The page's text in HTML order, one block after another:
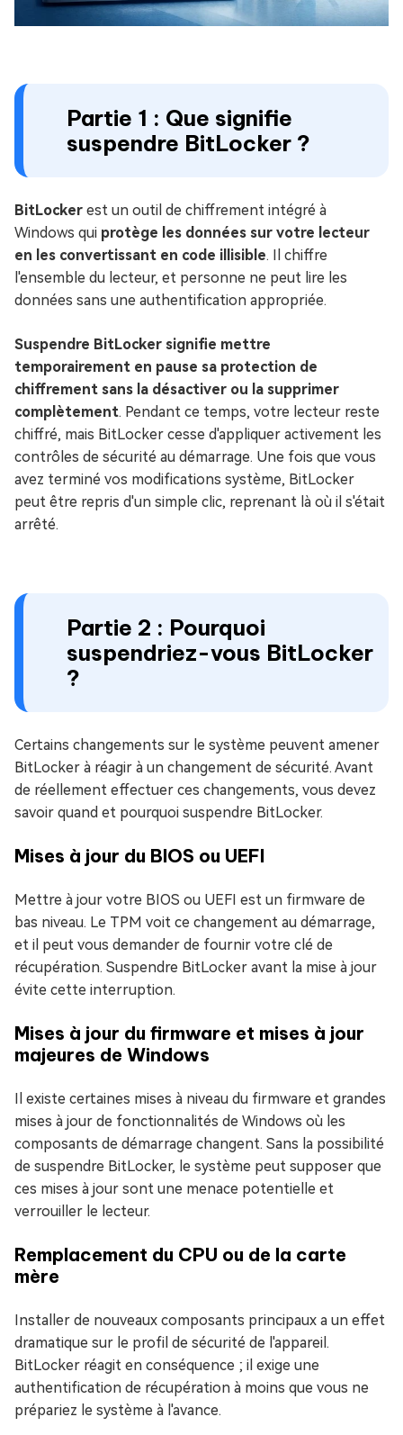
Partie 1 : Que signifie
suspendre BitLocker ?
BitLocker est un outil de chiffrement intégré à
Windows qui protège les données sur votre lecteur
en les convertissant en code illisible. Il chiffre
l'ensemble du lecteur, et personne ne peut lire les
données sans une authentification appropriée.
Suspendre BitLocker signifie mettre
temporairement en pause sa protection de
chiffrement sans la désactiver ou la supprimer
complètement. Pendant ce temps, votre lecteur reste
chiffré, mais BitLocker cesse d'appliquer activement les
contrôles de sécurité au démarrage. Une fois que vous
avez terminé vos modifications système, BitLocker
peut être repris d'un simple clic, reprenant là où il s'était
arrêté.
Partie 2 : Pourquoi
suspendriez-vous BitLocker
?
Certains changements sur le système peuvent amener
BitLocker à réagir à un changement de sécurité. Avant
de réellement effectuer ces changements, vous devez
savoir quand et pourquoi suspendre BitLocker.
Mises à jour du BIOS ou UEFI
Mettre à jour votre BIOS ou UEFI est un firmware de
bas niveau. Le TPM voit ce changement au démarrage,
et il peut vous demander de fournir votre clé de
récupération. Suspendre BitLocker avant la mise à jour
évite cette interruption.
Mises à jour du firmware et mises à jour
majeures de Windows
Il existe certaines mises à niveau du firmware et grandes
mises à jour de fonctionnalités de Windows où les
composants de démarrage changent. Sans la possibilité
de suspendre BitLocker, le système peut supposer que
ces mises à jour sont une menace potentielle et
verrouiller le lecteur.
Remplacement du CPU ou de la carte
mère
Installer de nouveaux composants principaux a un effet
dramatique sur le profil de sécurité de l'appareil.
BitLocker réagit en conséquence ; il exige une
authentification de récupération à moins que vous ne
prépariez le système à l'avance.